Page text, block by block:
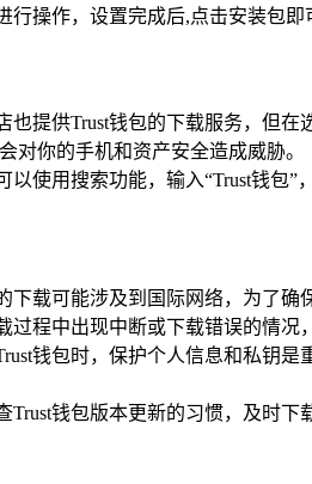
行操作，设置完成后,点击安装包即
也提供Trust钱包的下载服务，但
对你的手机和资产安全造成威胁。
以使用搜索功能，输入“Trust钱包
下载可能涉及到国际网络，为了
过程中出现中断或下载错误的情况
钱包时，保护个人信息和私钥
Trust钱包版本更新的习惯，及时